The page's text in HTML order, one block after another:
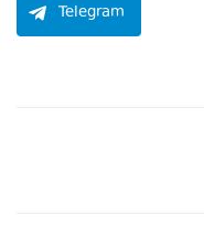
Telegram